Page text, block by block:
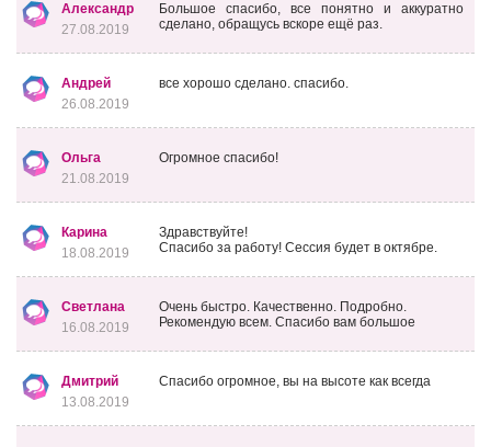
Александр
27.08.2019
Большое спасибо, все понятно и аккуратно
сделано, обращусь вскоре ещё раз.
Андрей
26.08.2019
все хорошо сделано. спасибо.
Ольга
21.08.2019
Огромное спасибо!
Карина
18.08.2019
Здравствуйте!
Спасибо за работу! Сессия будет в октябре.
Светлана
16.08.2019
Очень быстро. Качественно. Подробно.
Рекомендую всем. Спасибо вам большое
Дмитрий
13.08.2019
Спасибо огромное, вы на высоте как всегда